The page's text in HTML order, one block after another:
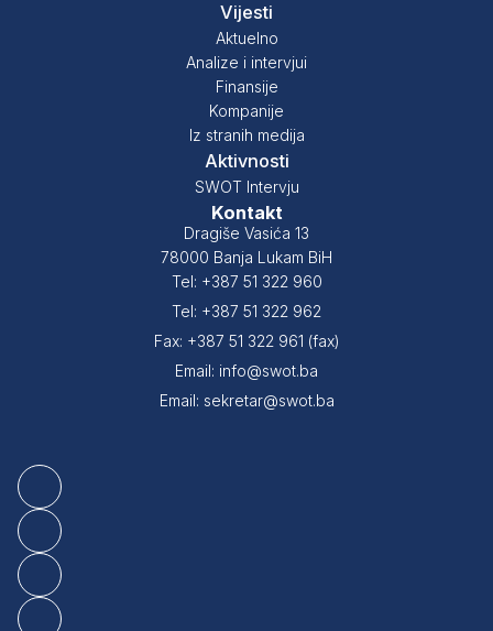
Vijesti
Aktuelno
Analize i intervjui
Finansije
Kompanije
Iz stranih medija
Aktivnosti
SWOT Intervju
Kontakt
Dragiše Vasića 13
78000 Banja Lukam BiH
Tel: +387 51 322 960
Tel: +387 51 322 962
Fax: +387 51 322 961 (fax)
Email: info@swot.ba
Email: sekretar@swot.ba